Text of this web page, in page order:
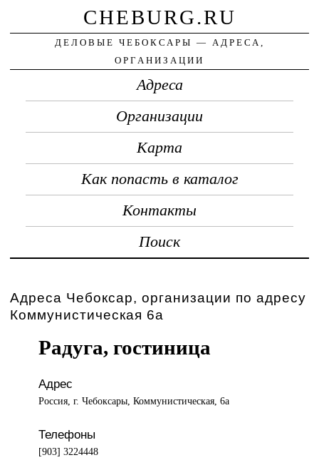
CHEBURG.RU
ДЕЛОВЫЕ ЧЕБОКСАРЫ — АДРЕСА,
ОРГАНИЗАЦИИ
Адреса
Организации
Карта
Как попасть в каталог
Контакты
Поиск
Адреса Чебоксар, организации по адресу
Коммунистическая 6а
Радуга, гостиница
Адрес
Россия, г. Чебоксары, Коммунистическая, 6а
Телефоны
[903] 3224448